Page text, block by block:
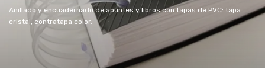
Anillado y encuadernado de apuntes y libros con tapas de PVC: tapa
cristal, contratapa color.